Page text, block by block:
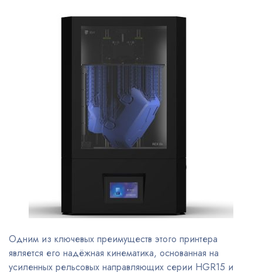
Одним из ключевых преимуществ этого принтера
является его надёжная кинематика, основанная на
усиленных рельсовых направляющих серии HGR15 и